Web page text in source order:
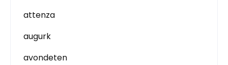
attenza
augurk
avondeten